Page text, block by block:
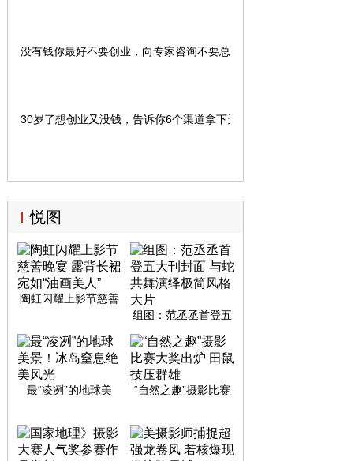
没有钱你最好不要创业，向专家咨询不要总是想得到免费指导
30岁了想创业又没钱，告诉你6个渠道拿下天使投资
悦图
陶虹闪耀上影节慈善
组图：范丞丞首登五
绎极简风格大片
最“凌冽”的地球美
“自然之趣”摄影比赛